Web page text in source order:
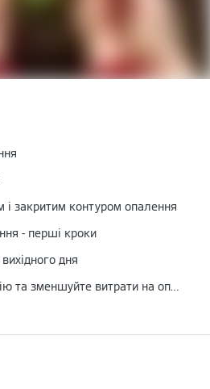
і закритим контуром опалення
- перші кроки
дня
Заощаджуйте енергію та зменшуйте витрати на опалення